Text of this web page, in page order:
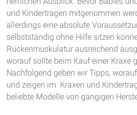
und Kindertragen mitgenommen
allerdings eine absolute
selbstständig ohne Hilfe sitzen
Rückenmuskulatur ausreichend
worauf sollte beim Kauf einer Kraxe
Nachfolgend geben wir Tipps,
und zeigen im Kraxen und
beliebte Modelle von gängigen